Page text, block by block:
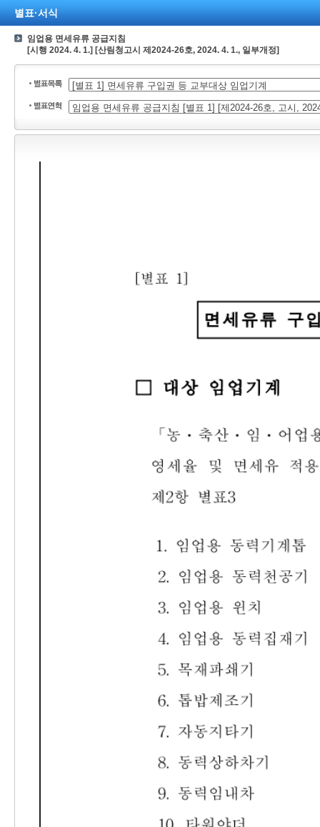
별표·서식
임업용 면세유류 공급지침
[시행 2024. 4. 1.] [산림청고시 제2024-26호, 2024. 4. 1., 일부개정]